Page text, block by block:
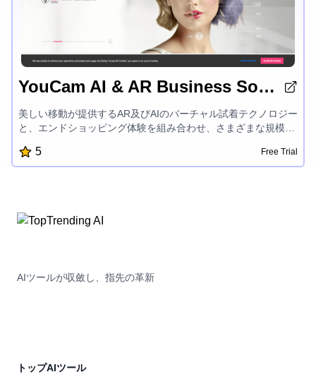
YouCam AI & AR Business Solutions
美しい移動が提供するAR及びAIのバーチャル試着テクノロジー
と、エンドショッピング体験を組み合わせ、さまざまな規模の
ス、バーチャル試着、スキンチェック、インテリジェントファ
ンデーションペアリングなどのサービスを提供しています。玩
することをお勧めします。
5 Free Trial
AIツールが収斂し、指先の革新
トップAIツール